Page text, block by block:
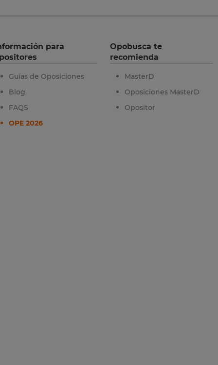
para
Guías de Oposiciones
Blog
FAQS
OPE 2026
Opobusca te
recomienda
MasterD
Oposiciones MasterD
Opositor